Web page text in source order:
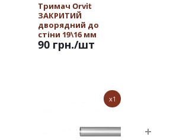
Тримач Orvit
ЗАКРИТИЙ
дворядний до
стіни 19\16 мм
САТИН
90 грн./шт
x1